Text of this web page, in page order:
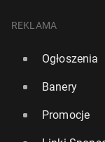
REKLAMA
Ogłoszenia
Banery
Promocje